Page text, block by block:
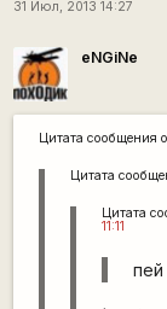
31 Июл, 2013 14:27
eNGiNe
Цитата сообщения
Цитата
Цитата
11:11